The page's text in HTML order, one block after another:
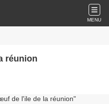
MENU
réunion